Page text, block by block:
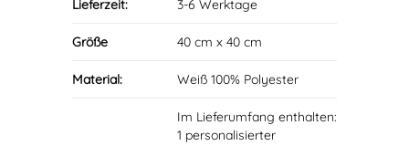
Lieferzeit: 3-6 Werktage
Größe 40 cm x 40 cm
Material: Weiß 100% Polyester
Im Lieferumfang enthalten:
1 personalisierter